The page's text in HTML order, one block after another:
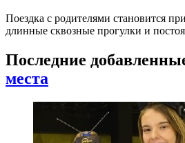
Поездка с родителями становится
длинные сквозные прогулки и
Последние
места